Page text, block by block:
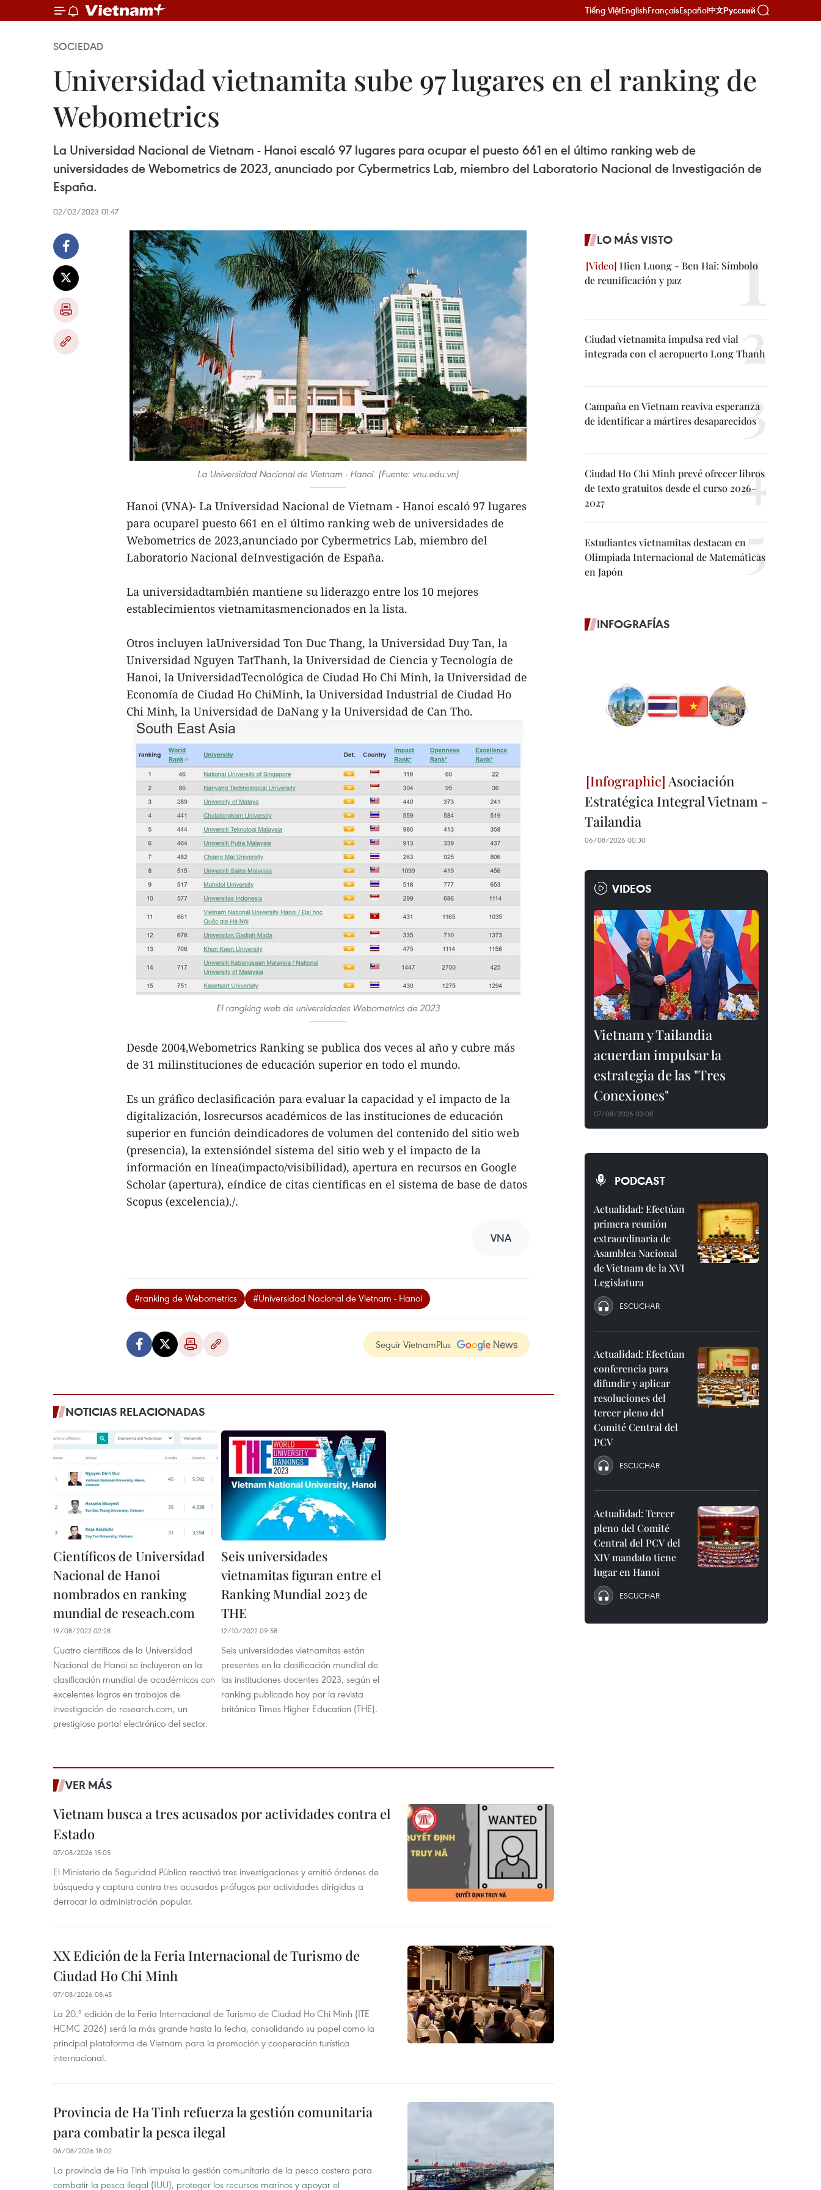
Tiếng ViệtEnglishFrançaisEspañol中文Русский
SOCIEDAD
Universidad vietnamita sube 97 lugares en el ranking de
Webometrics
La Universidad Nacional de Vietnam - Hanoi escaló 97 lugares para ocupar el puesto 661 en el último ranking web de
universidades de Webometrics de 2023, anunciado por Cybermetrics Lab, miembro del Laboratorio Nacional de Investigación de
España.
02/02/2023 01:47
La Universidad Nacional de Vietnam - Hanoi. (Fuente: vnu.edu.vn)
Hanoi (VNA)- La Universidad Nacional de Vietnam - Hanoi escaló 97 lugares
para ocuparel puesto 661 en el último ranking web de universidades de
Webometrics de 2023,anunciado por Cybermetrics Lab, miembro del
Laboratorio Nacional deInvestigación de España.
La universidadtambién mantiene su liderazgo entre los 10 mejores
establecimientos vietnamitasmencionados en la lista.
Otros incluyen laUniversidad Ton Duc Thang, la Universidad Duy Tan, la
Universidad Nguyen TatThanh, la Universidad de Ciencia y Tecnología de
Hanoi, la UniversidadTecnológica de Ciudad Ho Chi Minh, la Universidad de
Economía de Ciudad Ho ChiMinh, la Universidad Industrial de Ciudad Ho
Chi Minh, la Universidad de DaNang y la Universidad de Can Tho.
El rangking web de universidades Webometrics de 2023
Desde 2004,Webometrics Ranking se publica dos veces al año y cubre más
de 31 milinstituciones de educación superior en todo el mundo.
Es un gráfico declasificación para evaluar la capacidad y el impacto de la
digitalización, losrecursos académicos de las instituciones de educación
superior en función deindicadores de volumen del contenido del sitio web
(presencia), la extensióndel sistema del sitio web y el impacto de la
información en línea(impacto/visibilidad), apertura en recursos en Google
Scholar (apertura), eíndice de citas científicas en el sistema de base de datos
Scopus (excelencia)./.
VNA
#ranking de Webometrics #Universidad Nacional de Vietnam - Hanoi
Seguir VietnamPlus
NOTICIAS RELACIONADAS
Científicos de Universidad
Nacional de Hanoi
nombrados en ranking
mundial de reseach.com
19/08/2022 02:28
Cuatro científicos de la Universidad
Nacional de Hanoi se incluyeron en la
clasificación mundial de académicos con
excelentes logros en trabajos de
investigación de research.com, un
prestigioso portal electrónico del sector.
Seis universidades
vietnamitas figuran entre el
Ranking Mundial 2023 de
THE
12/10/2022 09:58
Seis universidades vietnamitas están
presentes en la clasificación mundial de
las instituciones docentes 2023, según el
ranking publicado hoy por la revista
británica Times Higher Education (THE).
VER MÁS
Vietnam busca a tres acusados por actividades contra el
Estado
07/08/2026 15:05
El Ministerio de Seguridad Pública reactivó tres investigaciones y emitió órdenes de
búsqueda y captura contra tres acusados prófugos por actividades dirigidas a
derrocar la administración popular.
XX Edición de la Feria Internacional de Turismo de
Ciudad Ho Chi Minh
07/08/2026 08:45
La 20.ª edición de la Feria Internacional de Turismo de Ciudad Ho Chi Minh (ITE
HCMC 2026) será la más grande hasta la fecha, consolidando su papel como la
principal plataforma de Vietnam para la promoción y cooperación turística
internacional.
Provincia de Ha Tinh refuerza la gestión comunitaria
para combatir la pesca ilegal
06/08/2026 18:02
La provincia de Ha Tinh impulsa la gestión comunitaria de la pesca costera para
combatir la pesca ilegal (IUU), proteger los recursos marinos y apoyar el
LO MÁS VISTO
Hien Luong - Ben Hai: Símbolo
de reunificación y paz
Ciudad vietnamita impulsa red vial
integrada con el aeropuerto Long Thanh
Campaña en Vietnam reaviva esperanza
de identificar a mártires desaparecidos
Ciudad Ho Chi Minh prevé ofrecer libros
de texto gratuitos desde el curso 2026-
2027
Estudiantes vietnamitas destacan en
Olimpiada Internacional de Matemáticas
en Japón
INFOGRAFÍAS
Asociación
Estratégica Integral Vietnam -
Tailandia
06/08/2026 00:30
VIDEOS
Vietnam y Tailandia
acuerdan impulsar la
estrategia de las "Tres
Conexiones"
07/08/2026 03:08
PODCAST
Actualidad: Efectúan
primera reunión
extraordinaria de
Asamblea Nacional
de Vietnam de la XVI
Legislatura
ESCUCHAR
Actualidad: Efectúan
conferencia para
difundir y aplicar
resoluciones del
tercer pleno del
Comité Central del
PCV
ESCUCHAR
Actualidad: Tercer
pleno del Comité
Central del PCV del
XIV mandato tiene
lugar en Hanoi
ESCUCHAR